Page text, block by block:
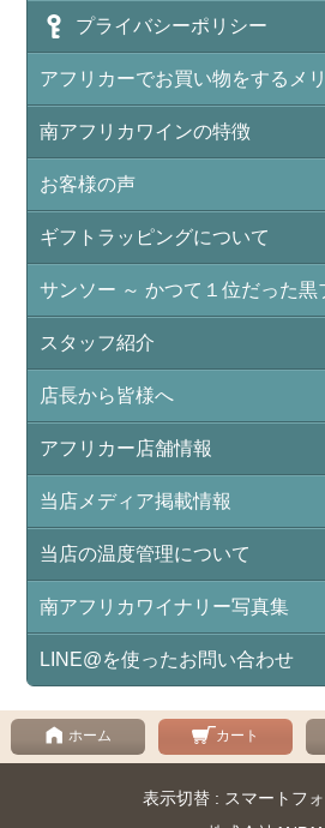
プライバシーポリシー
アフリカーでお買い物をするメ
南アフリカワインの特徴
お客様の声
ギフトラッピングについて
サンソー ～ かつて１位だった黒
スタッフ紹介
店長から皆様へ
アフリカー店舗情報
当店メディア掲載情報
当店の温度管理について
南アフリカワイナリー写真集
LINE@を使ったお問い合わせ
ホーム カート
表示切替 : スマートフ